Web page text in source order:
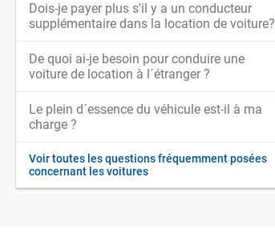
Dois-je payer plus s'il y a un conducteur
supplémentaire dans la location de voiture?
De quoi ai-je besoin pour conduire une
voiture de location à l´étranger ?
Le plein d´essence du véhicule est-il à ma
charge ?
Voir toutes les questions fréquemment posées
concernant les voitures